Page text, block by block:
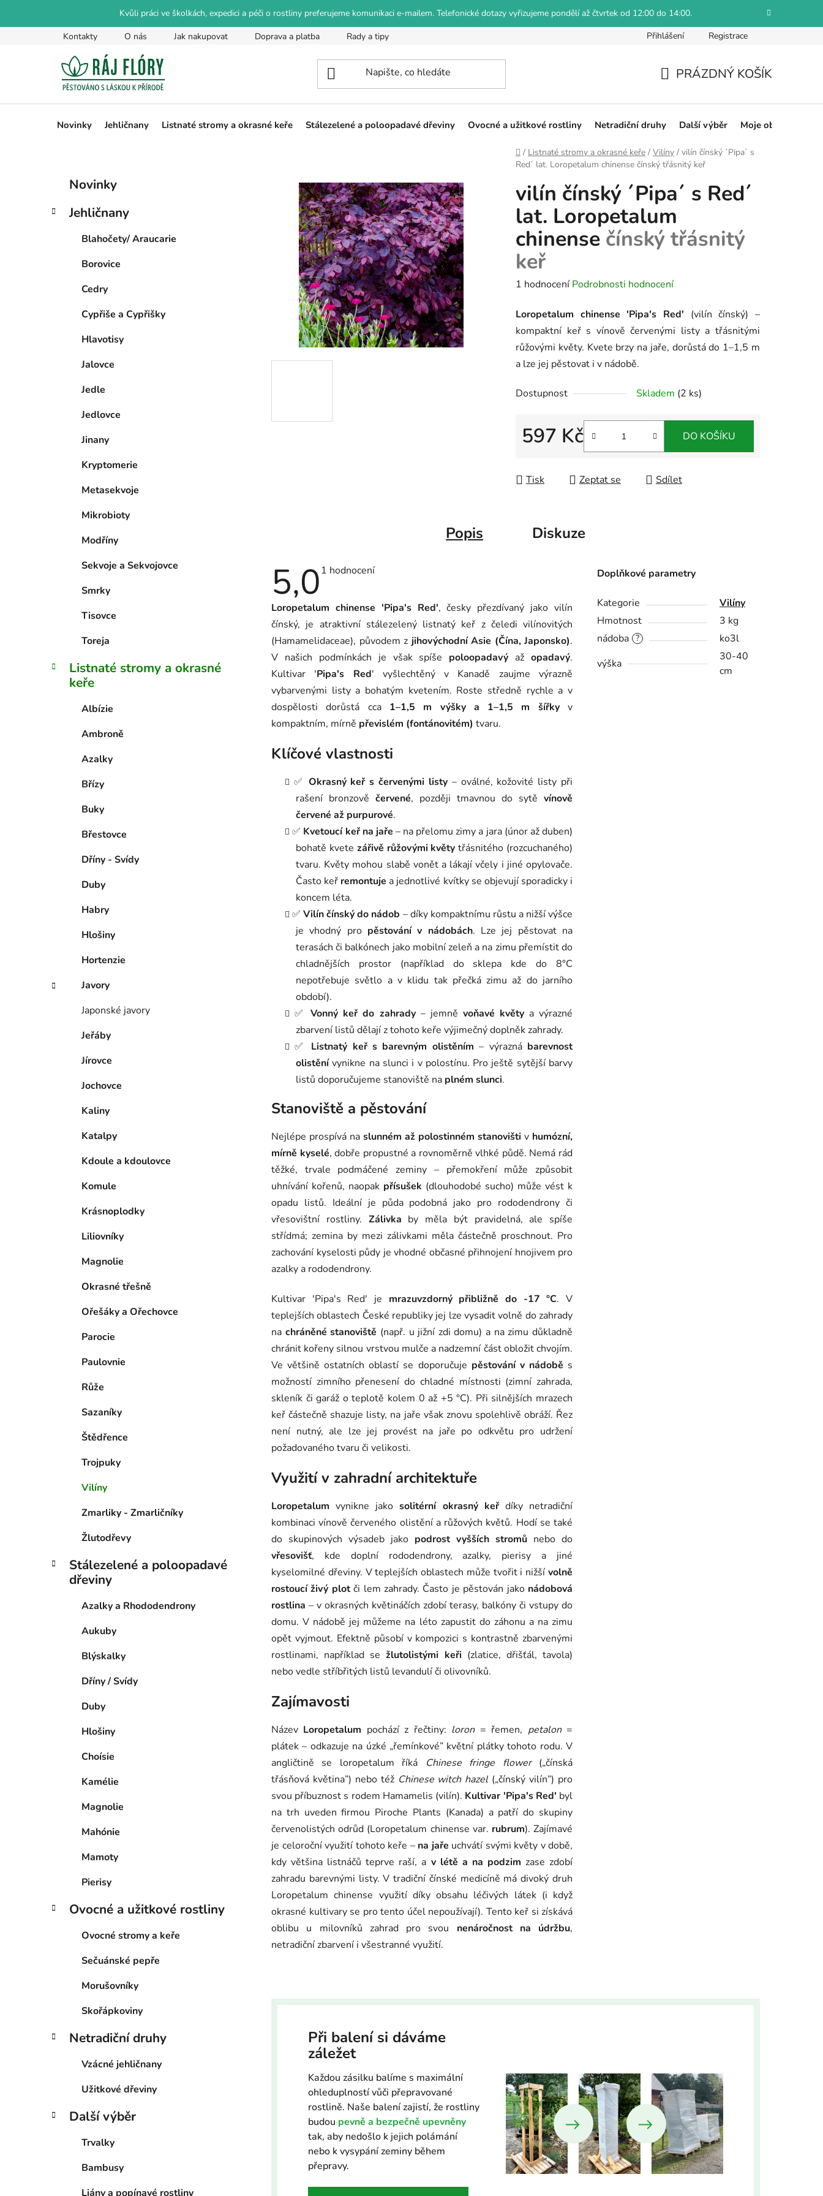
Kvůli práci ve školkách, expedici a péči o rostliny preferujeme komunikaci e-mailem. Telefonické dotazy vyřizujeme pondělí až čtvrtek od 12:00 do 14:00.
Kontakty
O nás Jak nakupovat Doprava a platba Rady a tipy Obchodní podmínky
Přihlášení Registrace
KOŠÍK
PRÁZDNÝ KOŠÍK
Novinky Jehličnany Listnaté stromy a okrasné keře Stálezelené a poloopadavé dřeviny Ovocné a užitkové rostliny Netradiční druhy Další výběr Moje objednávka
Domů
/ Listnaté stromy a okrasné keře / Vilíny / vilín čínský ´Pipa´ s
Red´ lat. Loropetalum chinense čínský třásnitý keř
s
Přeskočit
kategorie
e
Novinky
Jehličnany
Blahočety/ Araucarie
Borovice
Cedry
Cypřiše a Cypřišky
Hlavotisy
Jalovce
Jedle
Jedlovce
Jinany
Kryptomerie
Metasekvoje
Mikrobioty
Modříny
Sekvoje a Sekvojovce
Smrky
Tisovce
Toreja
Listnaté stromy a okrasné
keře
Albízie
Ambroně
Azalky
Břízy
Buky
Břestovce
Dříny - Svídy
Duby
Habry
Hlošiny
Hortenzie
Javory
Japonské javory
Jeřáby
Jírovce
Jochovce
Kaliny
Katalpy
Kdoule a kdoulovce
Komule
Krásnoplodky
Liliovníky
Magnolie
Okrasné třešně
Ořešáky a Ořechovce
Parocie
Paulovnie
Růže
Sazaníky
Štědřence
Trojpuky
Vilíny
Zmarliky - Zmarličníky
Žlutodřevy
Stálezelené a poloopadavé
dřeviny
Azalky a Rhododendrony
Aukuby
Blýskalky
Dříny / Svídy
Duby
Hlošiny
Choísie
Kamélie
Magnolie
Mahónie
Mamoty
Pierisy
Ovocné a užitkové rostliny
Ovocné stromy a keře
Sečuánské pepře
Morušovníky
Skořápkoviny
Netradiční druhy
Vzácné jehličnany
Užitkové dřeviny
Další výběr
Trvalky
Bambusy
Liány a popínavé rostliny
vilín čínský ´Pipa´ s Red´
lat. Loropetalum
chinense čínský třásnitý
keř
Průměrné
produktu
je
5,0
z
hvězdiček.
1 hodnocení Podrobnosti hodnocení
Loropetalum chinense 'Pipa's Red' (vilín čínský) –
kompaktní keř s vínově červenými listy a třásnitými
růžovými květy. Kvete brzy na jaře, dorůstá do 1–1,5 m
a lze jej pěstovat i v nádobě.
Dostupnost Skladem (2 ks)
597 Kč DO KOŠÍKU
Tisk Zeptat se Sdílet
Popis Diskuze
5,0 Průměrné
5,0
5
hvězdiček.
1 hodnocení
Loropetalum chinense 'Pipa's Red', česky přezdívaný jako vilín
čínský, je atraktivní stálezelený listnatý keř z čeledi vilínovitých
(Hamamelidaceae), původem z jihovýchodní Asie (Čína, Japonsko).
V našich podmínkách je však spíše poloopadavý ažopadavý.
Kultivar 'Pipa's Red' vyšlechtěný v Kanadě zaujme výrazně
vybarvenými listy a bohatým kvetením. Roste středně rychle a v
dospělosti dorůstá cca 1–1,5 m výšky a 1–1,5 m šířkyv
kompaktním, mírně převislém (fontánovitém) tvaru.
Klíčové vlastnosti
✅ Okrasný keř s červenými listy– oválné, kožovité listy při
rašení bronzověčervené, později tmavnou do sytěvínově
červené až purpurové.
✅ Kvetoucí keř na jaře – na přelomu zimy a jara (únor až duben)
bohatě kvete zářivě růžovými květy třásnitého (rozcuchaného)
tvaru. Květy mohou slabě vonět a lákají včely i jiné opylovače.
Často keř remontuje a jednotlivé kvítky se objevují sporadicky i
koncem léta.
✅Vilín čínský do nádob – díky kompaktnímu růstu a nižší výšce
je vhodný pro pěstování v nádobách. Lze jej pěstovat na
terasách či balkónech jako mobilní zeleň a na zimu přemístit do
chladnějších prostor (například do sklepa kde do 8°C
nepotřebuje světlo a v klidu tak přečká zimu až do jarního
období).
✅Vonný keř do zahrady– jemně voňavé květya výrazné
zbarvení listů dělají z tohoto keře výjimečný doplněk zahrady.
✅ Listnatý keř s barevným olistěním – výrazná barevnost
olistěnívynikne na slunci i v polostínu. Pro ještě sytější barvy
listů doporučujeme stanoviště na plném slunci.
Stanoviště a pěstování
Nejlépe prospívá naslunném až polostinném stanovišti v humózní,
mírně kyselé, dobře propustné a rovnoměrně vlhké půdě. Nemá rád
těžké, trvale podmáčené zeminy – přemokření může způsobit
uhnívání kořenů, naopak přísušek (dlouhodobé sucho) může vést k
opadu listů. Ideální je půda podobná jako pro rododendrony či
vřesovištní rostliny. Zálivka by měla být pravidelná, ale spíše
střídmá; zemina by mezi zálivkami měla částečně proschnout. Pro
zachování kyselosti půdy je vhodné občasné přihnojení hnojivem pro
azalky a rododendrony.
Kultivar 'Pipa's Red' je mrazuvzdorný přibližně do -17 °C. V
teplejších oblastech České republiky jej lze vysadit volně do zahrady
na chráněné stanoviště (např. u jižní zdi domu) a na zimu důkladně
chránit kořeny silnou vrstvou mulče a nadzemní část obložit chvojím.
Ve většině ostatních oblastí se doporučuje pěstování v nádobě s
možností zimního přenesení do chladné místnosti (zimní zahrada,
skleník či garáž o teplotě kolem 0 až +5 °C). Při silnějších mrazech
keř částečně shazuje listy, na jaře však znovu spolehlivě obráží. Řez
není nutný, ale lze jej provést na jaře po odkvětu pro udržení
požadovaného tvaru či velikosti.
Využití v zahradní architektuře
Loropetalumvynikne jakosolitérní okrasný keřdíky netradiční
kombinaci vínově červeného olistění a růžových květů. Hodí se také
do skupinových výsadeb jako podrost vyšších stromů nebo do
vřesovišť, kde doplní rododendrony, azalky, pierisy a jiné
kyselomilné dřeviny. V teplejších oblastech může tvořit i nižšívolně
rostoucí živý plotči lem zahrady. Často je pěstován jako nádobová
rostlina – v okrasných květináčích zdobí terasy, balkóny či vstupy do
domu. V nádobě jej můžeme na léto zapustit do záhonu a na zimu
opět vyjmout. Efektně působí v kompozici s kontrastně zbarvenými
rostlinami, například sežlutolistými keři(zlatice, dřišťál, tavola)
nebo vedle stříbřitých listů levandulí či olivovníků.
Zajímavosti
Název Loropetalum pochází z řečtiny: loron= řemen, petalon=
plátek – odkazuje na úzké „řemínkové” květní plátky tohoto rodu. V
angličtině se loropetalum říká
Chinese fringe flower(„čínská
třásňová květina”) nebo též Chinese witch hazel(„čínský vilín”) pro
svou příbuznost s rodem Hamamelis (vilín). Kultivar 'Pipa's Red' byl
na trh uveden firmou Piroche Plants (Kanada) a patří do skupiny
červenolistých odrůd (Loropetalum chinense var. rubrum). Zajímavé
je celoroční využití tohoto keře – na jaře uchvátí svými květy v době,
kdy většina listnáčů teprve raší, a v létě a na podzim zase zdobí
zahradu barevnými listy. V tradiční čínské medicíně má divoký druh
Loropetalum chinense využití díky obsahu léčivých látek (i když
okrasné kultivary se pro tento účel nepoužívají). Tento keř si získává
oblibu u milovníků zahrad pro svou nenáročnost na údržbu,
netradiční zbarvení i všestranné využití.
Doplňkové parametry
Kategorie
Vilíny
Hmotnost
3 kg
?
nádoba
ko3l
výška
30-40
cm
Při balení si dáváme
záležet
Každou zásilku balíme s maximální
ohleduplností vůči přepravované
rostlině. Naše balení zajistí, že rostliny
budou pevně a bezpečně upevněny
tak, aby nedošlo k jejich polámání
nebo k vysypání zeminy během
přepravy.
Semínko